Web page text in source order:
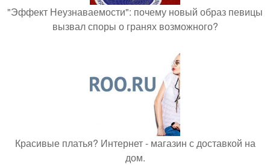
"Эффект Неузнаваемости": почему новый образ певицы
вызвал споры о гранях возможного?
Красивые платья? Интернет - магазин с доставкой на
дом.